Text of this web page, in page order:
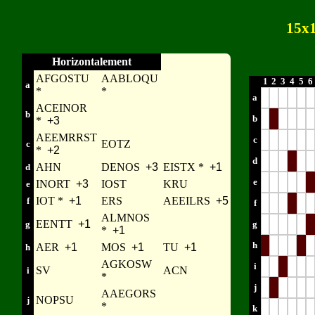
Horizontalement
a
AFGOSTU
*
AABLOQU
*
b
ACEINOR
* +3
c
AEEMRRST
* +2
EOTZ
d AHN DENOS +3 EISTX * +1
e INORT +3 IOST KRU
f IOT * +1 ERS AEEILRS +5
g EENTT +1
ALMNOS
* +1
h AER +1 MOS +1 TU +1
i SV
AGKOSW
*
ACN
j NOPSU
AAEGORS
*
1 2 3 4 5 6
a
b
c
d
e
f
g
h
i
j
k